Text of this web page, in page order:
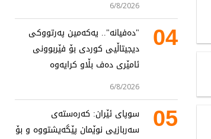
6/8/2026
04
"دەفیانە".. یەکەمین پەرتووکی
دیجیتاڵیی کوردی بۆ فێربوونی
ئامێری دەف بڵاو کرایەوە
6/8/2026
05
سوپای ئێران: کەرەستەی
سەربازیی نوێمان پێگەیشتووە و بۆ